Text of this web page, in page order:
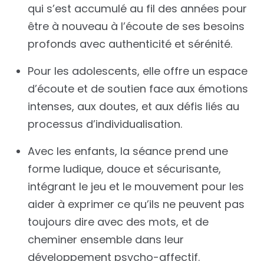
qui s’est accumulé au fil des années pour
être à nouveau à l’écoute de ses besoins
profonds avec authenticité et sérénité.
Pour les adolescents, elle offre un espace
d’écoute et de soutien face aux émotions
intenses, aux doutes, et aux défis liés au
processus d’individualisation.
Avec les enfants, la séance prend une
forme ludique, douce et sécurisante,
intégrant le jeu et le mouvement pour les
aider à exprimer ce qu’ils ne peuvent pas
toujours dire avec des mots, et de
cheminer ensemble dans leur
développement psycho-affectif.